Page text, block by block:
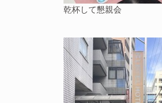
乾杯して懇親会